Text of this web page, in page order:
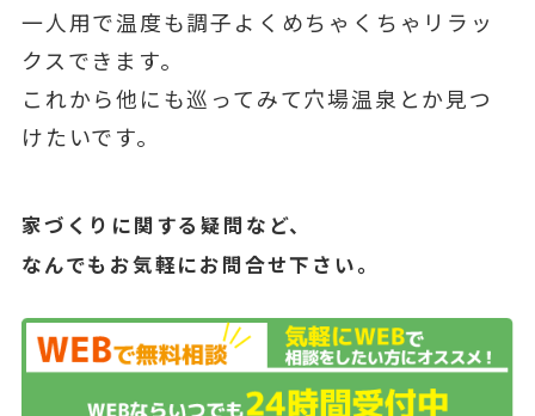
一人用で温度も調子よくめちゃくちゃリラッ
クスできます。
これから他にも巡ってみて穴場温泉とか見つ
けたいです。
家づくりに関する疑問など、
なんでもお気軽にお問合せ下さい。